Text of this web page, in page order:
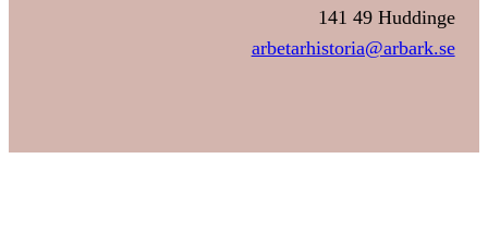
141 49 Huddinge
arbetarhistoria@arbark.se